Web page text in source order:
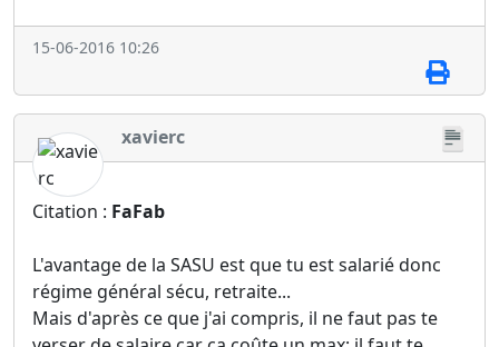
15-06-2016 10:26
xavierc
Citation : FaFab
L'avantage de la SASU est que tu est salarié donc
régime général sécu, retraite...
Mais d'après ce que j'ai compris, il ne faut pas te